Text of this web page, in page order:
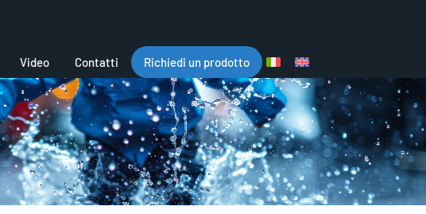
Video Contatti Richiedi un prodotto